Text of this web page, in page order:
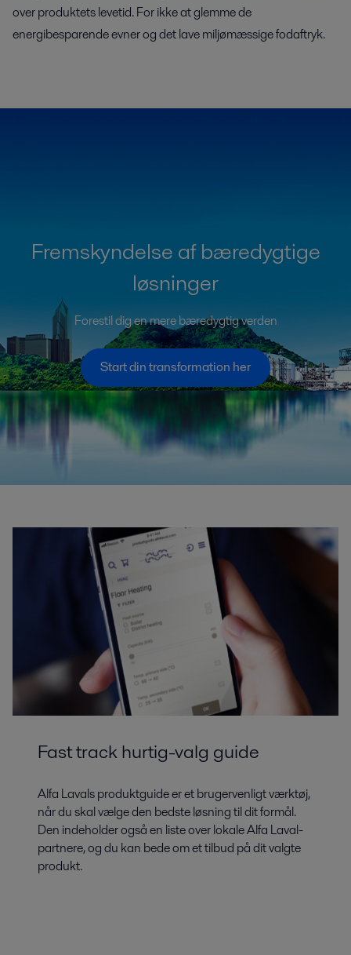
over produktets levetid. For ikke at glemme de
energibesparende evner og det lave miljømæssige fodaftryk.
Fremskyndelse af bæredygtige
løsninger
Forestil dig en mere bæredygtig verden
Start din transformation her
Fast track hurtig-valg guide
Alfa Lavals produktguide er et brugervenligt værktøj,
når du skal vælge den bedste løsning til dit formål.
Den indeholder også en liste over lokale Alfa Laval-
partnere, og du kan bede om et tilbud på dit valgte
produkt.